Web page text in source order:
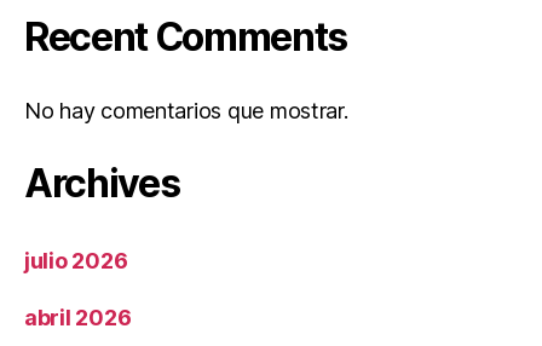
Recent Comments
No hay comentarios que mostrar.
Archives
julio 2026
abril 2026